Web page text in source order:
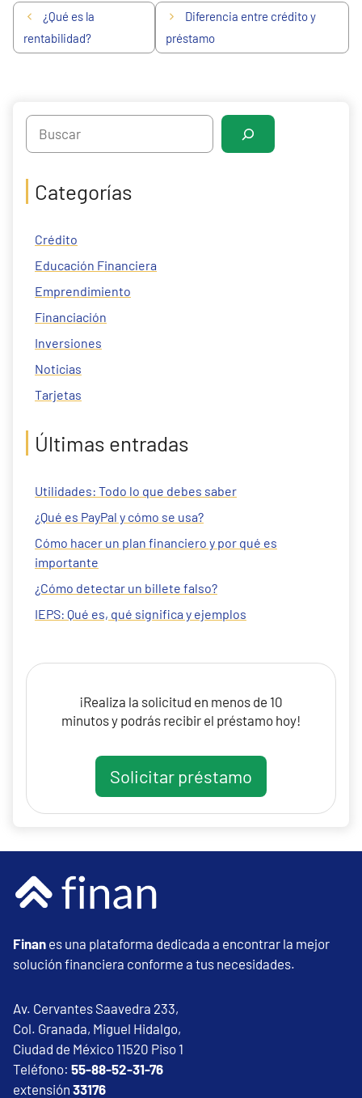
¿Qué es la
rentabilidad?
Diferencia entre crédito y
préstamo
Search
Categorías
Crédito
Educación Financiera
Emprendimiento
Financiación
Inversiones
Noticias
Tarjetas
Últimas entradas
Utilidades: Todo lo que debes saber
¿Qué es PayPal y cómo se usa?
Cómo hacer un plan financiero y por qué es
importante
¿Cómo detectar un billete falso?
IEPS: Qué es, qué significa y ejemplos
¡Realiza la solicitud en menos de 10
minutos y podrás recibir el préstamo hoy!
Solicitar préstamo
Finan es una plataforma dedicada a encontrar la mejor
solución financiera conforme a tus necesidades.
Av. Cervantes Saavedra 233,
Col. Granada, Miguel Hidalgo,
Ciudad de México 11520 Piso 1
Teléfono: 55-88-52-31-76
extensión 33176